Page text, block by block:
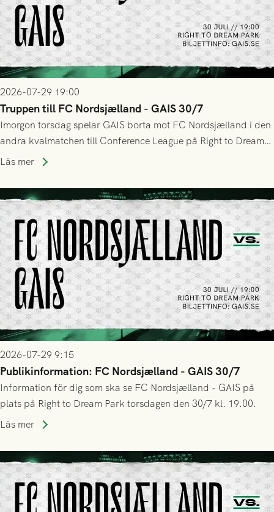
2026-07-29 19:00
Truppen till FC Nordsjælland - GAIS 30/7
Imorgon torsdag spelar GAIS borta mot FC Nordsjælland i den
andra kvalmatchen till Conference League på Right to Dream
Park! Fredrik Holmberg och ledarstaben har tagit ut följande
Läs mer
2026-07-29 9:15
Publikinformation: FC Nordsjælland - GAIS 30/7
Information för dig som ska se FC Nordsjælland - GAIS på
plats på Right to Dream Park torsdagen den 30/7 kl. 19.00.
Läs mer